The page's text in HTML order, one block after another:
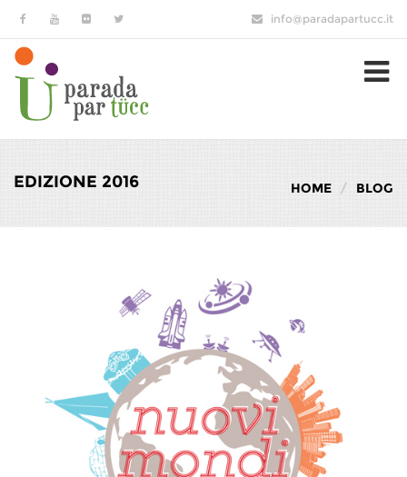
Salta al contenuto principale info@paradapartucc.it
EDIZIONE 2016 HOME BLOG